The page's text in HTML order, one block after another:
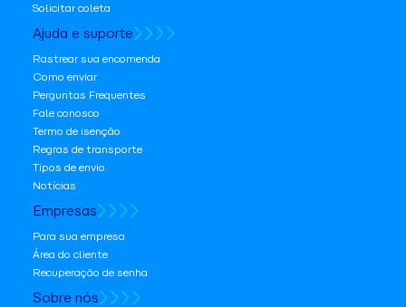
Solicitar coleta
Ajuda e suporte
Rastrear sua encomenda
Como enviar
Perguntas Frequentes
Fale conosco
Termo de isenção
Regras de transporte
Tipos de envio
Notícias
Empresas
Para sua empresa
Área do cliente
Recuperação de senha
Sobre nós